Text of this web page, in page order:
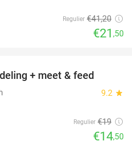
Regulier €41,20
€21 ,50
+ meet & feed
9.2 star
Regulier €19
€14,50